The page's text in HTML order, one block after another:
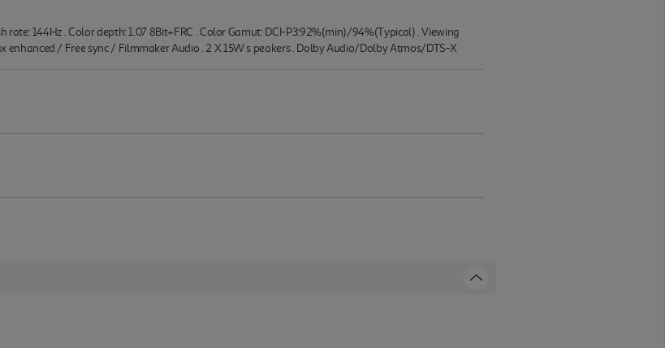
rate: 144Hz . Color depth: 1.07 8Bit+FRC . Color Gamut: DCI-P3:92%(min)/94%(Typical) . Viewing
enhanced / Free sync / Filmmaker Audio . 2 X 15W s peakers . Dolby Audio/Dolby Atmos/DTS-X